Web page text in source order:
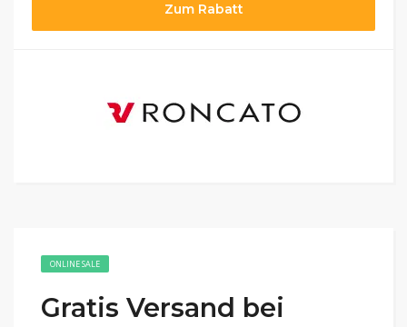
Zum Rabatt
ONLINE SALE
Gratis Versand bei